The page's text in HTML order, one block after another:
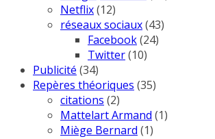
Netflix(12)
réseaux sociaux(43)
Facebook(24)
Twitter(10)
Publicité (34)
Repères théoriques (35)
citations (2)
Mattelart Armand (1)
Miège Bernard (1)